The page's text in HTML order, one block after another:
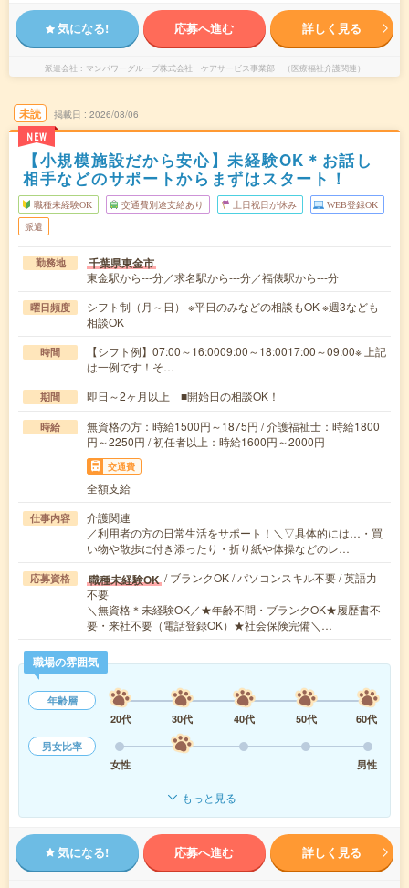
気になる! 応募へ進む 詳しく見る
派遣会社 マンパワーグループ株式会社 ケアサービス事業部 （医療福祉介護関連）
未読
NEW
掲載日 2026/08/06
【小規模施設だから安心】未経験OK＊お話し
相手などのサポートからまずはスタート！
職種未経験OK 交通費別途支給あり 土日祝日が休み WEB登録OK
派遣
勤務地 千葉県東金市
東金駅から---分／求名駅から---分／福俵駅から---分
曜日頻度
シフト制（月～日） ※平日のみなどの相談もOK ※週3なども
相談OK
時間
【シフト例】07:00～16:0009:00～18:0017:00～09:00※ 上記
は一例です！そ…
期間 即日～2ヶ月以上 ■開始日の相談OK！
時給
無資格の方：時給1500円～1875円 / 介護福祉士：時給1800
円～2250円 / 初任者以上：時給1600円～2000円
交通費
全額支給
仕事内容
介護関連
／利用者の方の日常生活をサポート！＼▽具体的には…・買
い物や散歩に付き添ったり・折り紙や体操などのレ…
応募資格 職種未経験OK / ブランクOK / パソコンスキル不要 / 英語力
不要
＼無資格＊未経験OK／★年齢不問・ブランクOK★履歴書不
要・来社不要（電話登録OK）★社会保険完備＼…
職場の雰囲気
年齢層
20代
30代 40代 50代
60代
男女比率
女性
男性
もっと見る
気になる! 応募へ進む 詳しく見る